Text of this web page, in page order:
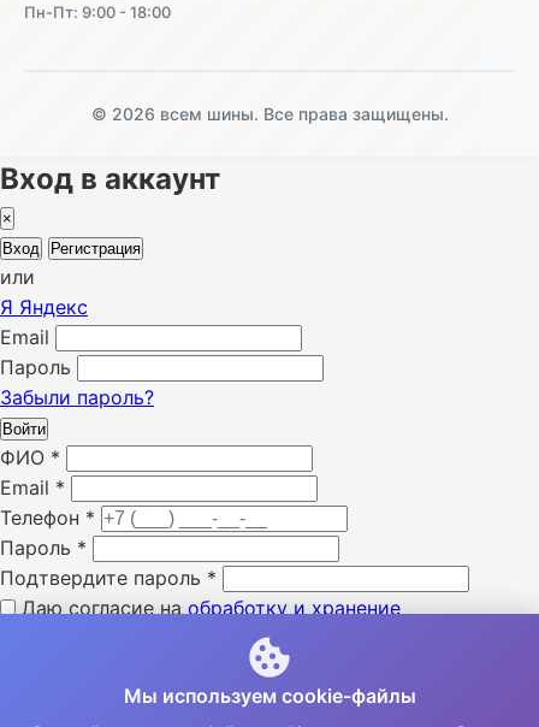
Пн-Пт: 9:00 - 18:00
© 2026 всем шины. Все права защищены.
Вход в аккаунт
×
Вход
Регистрация
или
Я Яндекс
Email
Пароль
Забыли пароль?
Войти
ФИО *
Email *
Телефон *
Пароль *
Подтвердите пароль *
Даю согласие на обработку и хранение
политикой конфиденциальности
Я даю согласие на получение SMS уведомлений *
Мы используем cookie-файлы